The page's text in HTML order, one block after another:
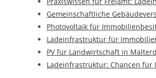
Gemeinschaftliche
Photovoltaik für
Ladeinfrastruktur für
PV für Landwirtschaft in
Ladeinfrastruktur: Chancen für